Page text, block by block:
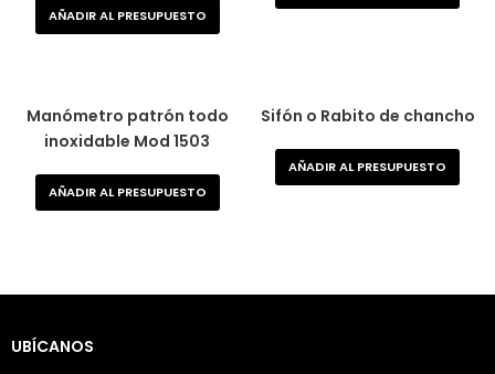
AÑADIR AL PRESUPUESTO
Manómetro patrón todo
inoxidable Mod 1503
AÑADIR AL PRESUPUESTO
Sifón o Rabito de chancho
AÑADIR AL PRESUPUESTO
UBÍCANOS